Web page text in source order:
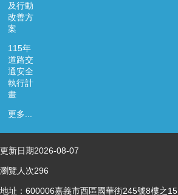
及行動
改善方
案
115年
道路交
通安全
執行計
畫
更多...
更新日期2026-08-07
瀏覽人次296
地址：600006嘉義市西區國華街245號8樓之15